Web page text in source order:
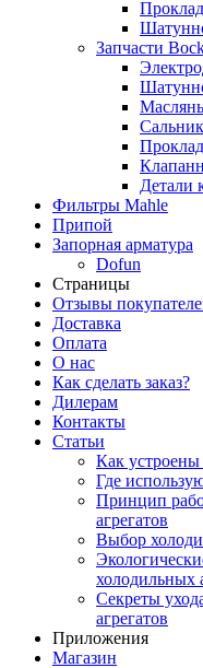
Запчасти
Детали
Фильтры Mahle
Припой
Запорная арматура
Dofun
Страницы
Отзывы
Доставка
Оплата
О нас
Как сделать заказ?
Дилерам
Контакты
Статьи
Как устроены
Где
Принцип
агрегатов
Выбор
холодильных
Секреты
агрегатов
Приложения
Магазин